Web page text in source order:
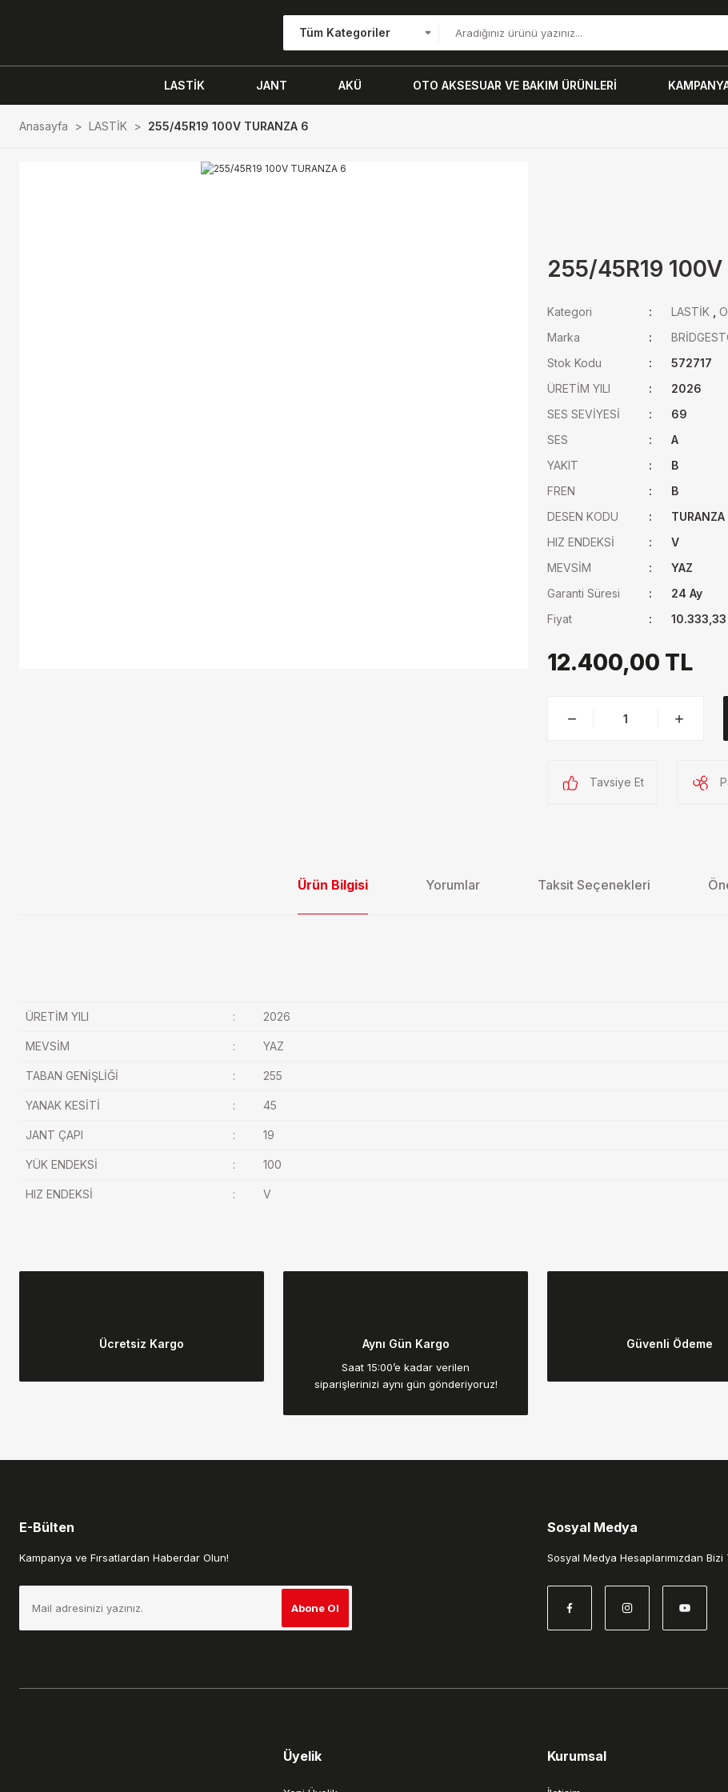
Tüm Kategoriler
LASTİK JANT AKÜ OTO AKSESUAR VE BAKIM ÜRÜNLERİ
Anasayfa LASTİK 255/45R19 100V TURANZA 6
255/45R19
Kategori LASTİK ,
Marka
Stok Kodu
572717
ÜRETİM YILI
2026
SES SEVİYESİ
69
SES
A
YAKIT
B
FREN
B
DESEN KODU
TURANZA
HIZ ENDEKSİ
V
MEVSİM
YAZ
Garanti Süresi
24 Ay
Fiyat
12.400,00 TL
Tavsiye Et
Ürün Bilgisi Yorumlar Taksit Seçenekleri
ÜRETİM YILI : 2026
MEVSİM : YAZ
TABAN GENİŞLİĞİ : 255
YANAK KESİTİ : 45
JANT ÇAPI : 19
YÜK ENDEKSİ : 100
HIZ ENDEKSİ : V
Ürün resmi kalitesiz, bozuk veya görüntülenemiyor.
Gönder
Ücretsiz Kargo Aynı Gün Kargo
Saat 15:00’e kadar verilen
siparişlerinizi aynı gün gönderiyoruz!
Güvenli Ödeme
E-Bülten
Kampanya ve Fırsatlardan Haberdar Olun!
Abone Ol
Sosyal Medya
Sosyal Medya Hesaplarımızdan Bizi
Üyelik Kurumsal